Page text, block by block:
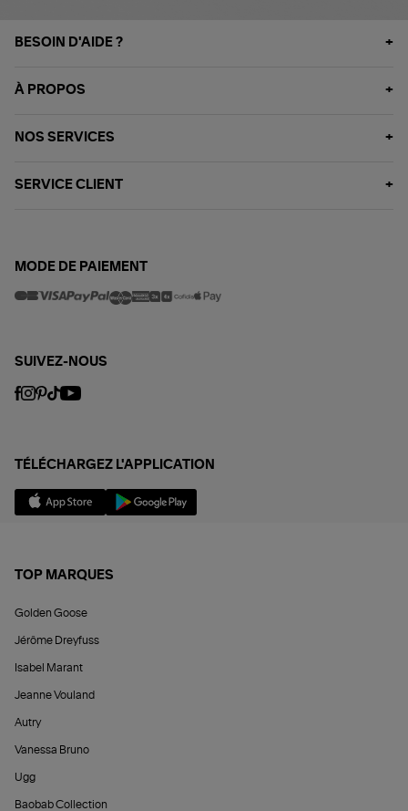
BESOIN D'AIDE ?
À PROPOS
NOS SERVICES
SERVICE CLIENT
MODE DE PAIEMENT
SUIVEZ-NOUS
TÉLÉCHARGEZ L'APPLICATION
TOP MARQUES
Golden Goose
Jérôme Dreyfuss
Isabel Marant
Jeanne Vouland
Autry
Vanessa Bruno
Ugg
Baobab Collection